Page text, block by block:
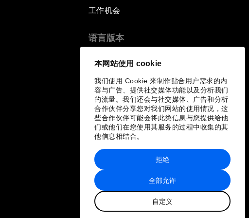
本网站使用 cookie
我们使用 Cookie 来制作贴合用户需求的内
容与广告、提供社交媒体功能以及分析我们
的流量。我们还会与社交媒体、广告和分析
合作伙伴分享您对我们网站的使用情况，这
些合作伙伴可能会将此类信息与您提供给他
们或他们在您使用其服务的过程中收集的其
他信息相结合。
全部允许
自定义
拒绝
工作机会
语言版本